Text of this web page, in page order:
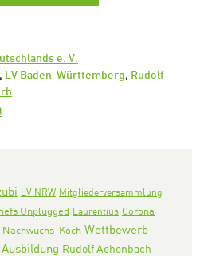
e. V.
, LV Baden-Württemberg, Rudolf
LV NRW Mitgliederversammlung
Unplugged Laurentius Corona
Nachwuchs-Koch Wettbewerb
Ausbildung Rudolf Achenbach